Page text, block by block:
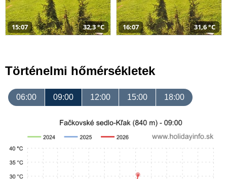
15:07 32,3 °C 16:07 31,6 °C
Történelmi hőmérsékletek
06:00 09:00 12:00 15:00 18:00